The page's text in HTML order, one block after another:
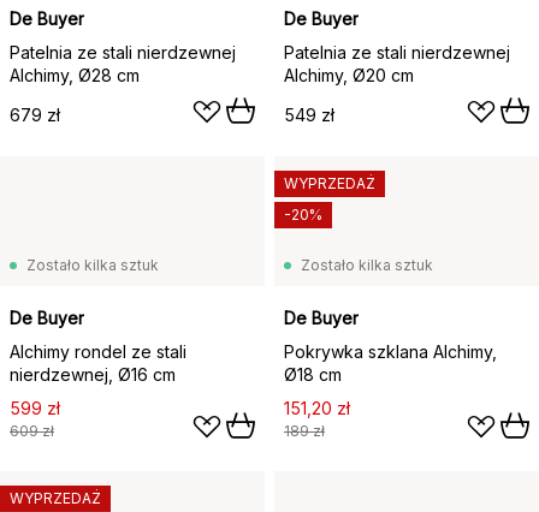
De Buyer
Patelnia ze stali nierdzewnej
Alchimy, Ø28 cm
679 zł
De Buyer
Patelnia ze stali nierdzewnej
Alchimy, Ø20 cm
549 zł
Zostało kilka sztuk
De Buyer
Alchimy rondel ze stali
nierdzewnej, Ø16 cm
599 zł
609 zł
Zostało kilka sztuk
De Buyer
Pokrywka szklana Alchimy,
Ø18 cm
151,20 zł
189 zł
WYPRZEDAŻ
-20%
WYPRZEDAŻ